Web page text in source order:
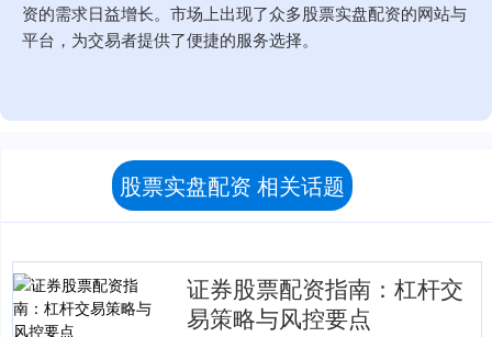
资的需求日益增长。市场上出现了众多股票实盘配资的网站与
平台，为交易者提供了便捷的服务选择。
股票实盘配资 相关话题
证券股票配资指南：杠杆交
易策略与风控要点